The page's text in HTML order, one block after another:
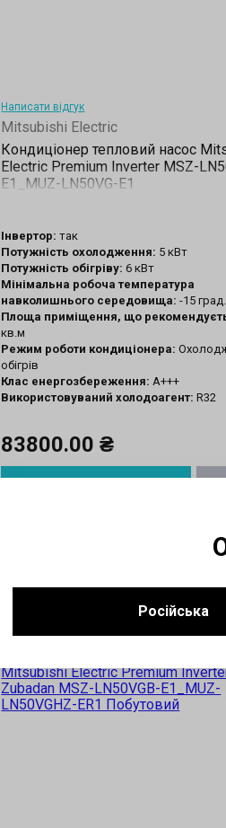
Російська
Написати відгук
Mitsubishi Electric
Кондиціонер тепловий насос
Electric Premium Inverter MSZ-
E1_MUZ-LN50VG-E1
Інвертор: так
Потужність охолодження: 5 кВт
Потужність обігріву: 6 кВт
Мінімальна робоча температура
навколишнього середовища: -15 град.
Площа приміщення, що
кв.м
Режим роботи кондиціонера:
обігрів
Клас енергозбереження: A+++
Використовуваний холодоагент: R32
83800.00 ₴